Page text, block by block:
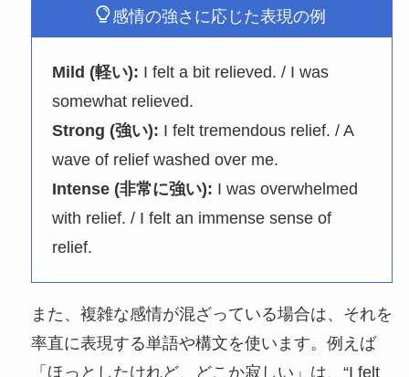
感情の強さに応じた表現の例
Mild (軽い): I felt a bit relieved. / I was
somewhat relieved.
Strong (強い): I felt tremendous relief. / A
wave of relief washed over me.
Intense (非常に強い): I was overwhelmed
with relief. / I felt an immense sense of
relief.
また、複雑な感情が混ざっている場合は、それを
率直に表現する単語や構文を使います。例えば
「ほっとしたけれど、どこか寂しい」は、“I felt